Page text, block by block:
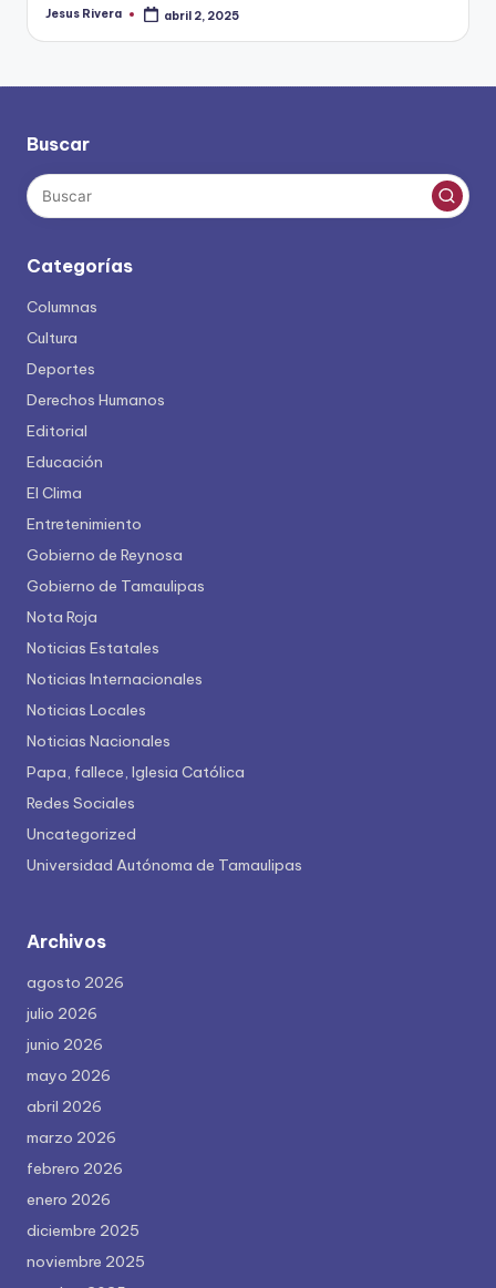
Publicado
Jesus Rivera abril 2, 2025
Buscar
Categorías
Columnas
Cultura
Deportes
Derechos Humanos
Editorial
Educación
El Clima
Entretenimiento
Gobierno de Reynosa
Gobierno de Tamaulipas
Nota Roja
Noticias Estatales
Noticias Internacionales
Noticias Locales
Noticias Nacionales
Papa, fallece, Iglesia Católica
Redes Sociales
Uncategorized
Universidad Autónoma de Tamaulipas
Archivos
agosto 2026
julio 2026
junio 2026
mayo 2026
abril 2026
marzo 2026
febrero 2026
enero 2026
diciembre 2025
noviembre 2025